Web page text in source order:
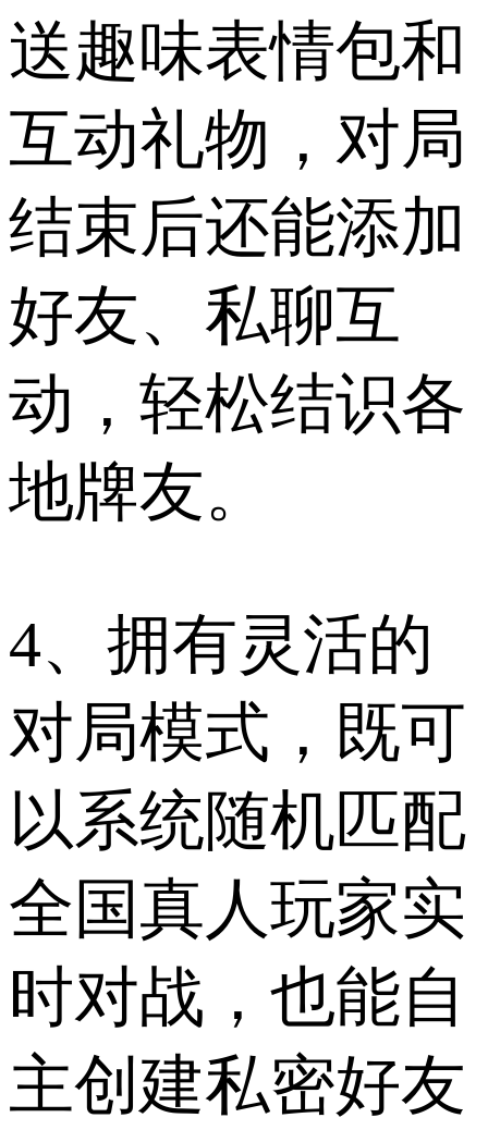
送趣味表情包和
互动礼物，对局
结束后还能添加
好友、私聊互
动，轻松结识各
地牌友。
4、拥有灵活的
对局模式，既可
以系统随机匹配
全国真人玩家实
时对战，也能自
主创建私密好友